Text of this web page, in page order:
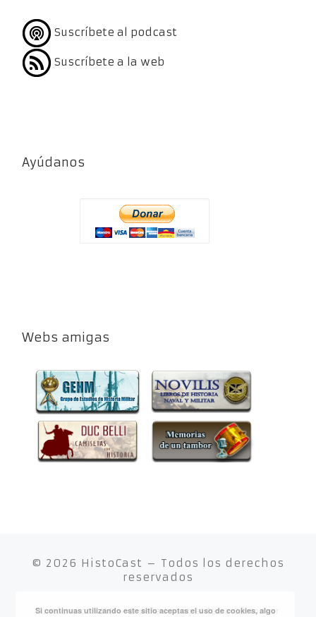
Suscríbete al podcast
Suscríbete a la web
Ayúdanos
Webs amigas
© 2026 HistoCast – Todos los derechos
reservados
Funciona conWP– Diseñado con elTema Customizr
Si continuas utilizando este sitio aceptas el uso de cookies, algo